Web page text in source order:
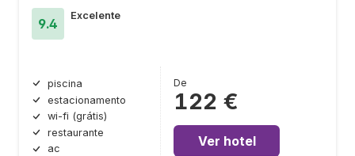
9.4
Excelente
piscina
estacionamento
wi-fi (grátis)
restaurante
ac
De
122 €
Ver hotel